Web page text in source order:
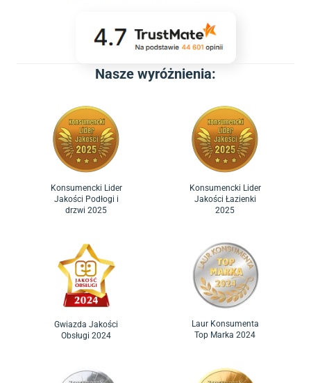
Nasze wyróżnienia:
Konsumencki Lider
Jakości Podłogi i
drzwi 2025
Konsumencki Lider
Jakości Łazienki
2025
Gwiazda Jakości
Obsługi 2024
Laur Konsumenta
Top Marka 2024